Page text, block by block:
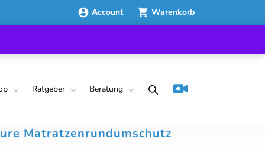
Account Warenkorb
Ratgeber Beratung
Matratzenrundumschutz